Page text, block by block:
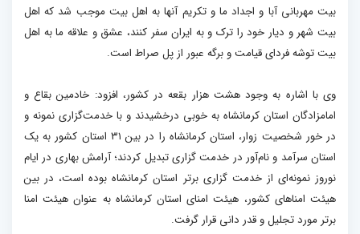
بیت مهربانی آبا و اجداد ما و تکریم آنها به اهل بیت موجب شد که اهل
بیت شهر و دیار خود را ترک و به ایران سفر کنند، عشق و علاقه ما به اهل
بیت توشه فردای قیامت و برگه عبور از پل صراط است.
وی با اشاره به وجود هشت هزار بقعه در کشور، افزود: خادمین بقاع و
امامزادگان استان کرمانشاه به خوبی درخشیدند و با خدمت‌گزاری نمونه و
در خور شخصیت زوار، استان کرمانشاه را در بین ۳۱ استان کشور به یک
استان سرآمد و نام‌آور در خدمت گزاری تبدیل کردند؛ آرامش بهاری در ایام
نوروز نمونه‌ای از خدمت گزاری برتر استان کرمانشاه بوده است، در بین
هیئت امنا‌های کشور، هیئت امنای استان کرمانشاه به عنوان هیئت امنا
برتر مورد تجلیل و قدر دانی قرار گرفت.